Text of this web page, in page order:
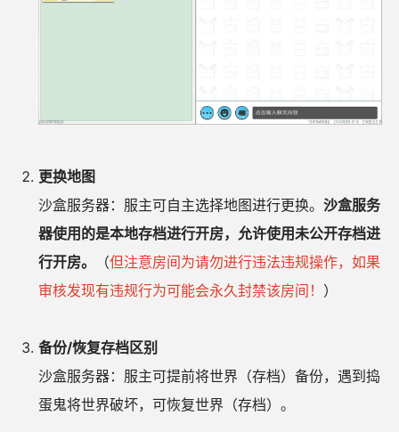
更换地图
沙盒服务器：服主可自主选择地图进行更换。沙盒服务
器使用的是本地存档进行开房，允许使用未公开存档进
行开房。
（但注意房间为请勿进行违法违规操作，如果
审核发现有违规行为可能会永久封禁该房间！ ）
备份/恢复存档区别
沙盒服务器：服主可提前将世界（存档）备份，遇到捣
蛋鬼将世界破坏，可恢复世界（存档）。